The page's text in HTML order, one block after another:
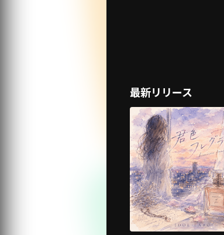
最新リリース